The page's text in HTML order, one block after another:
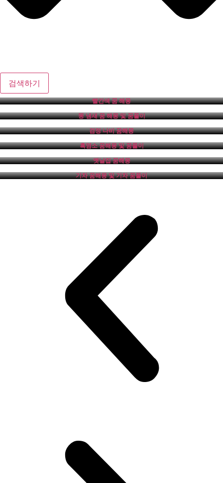
검색하기
빨간색 꿈 해몽
똥 냄새 꿈 해몽 및 꿈풀이
검정 나비 꿈해몽
흑염소 꿈해몽 및 꿈풀이
옛날집 꿈해몽
기차 꿈해몽 및 기차 꿈풀이